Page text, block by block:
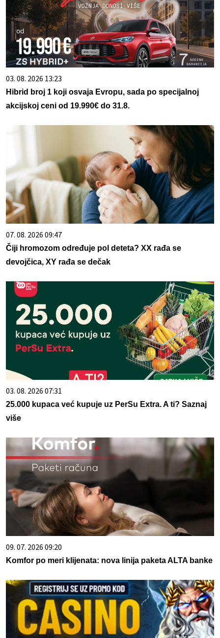
03. 08. 2026 13:23
Hibrid broj 1 koji osvaja Evropu, sada po specijalnoj
akcijskoj ceni od 19.990€ do 31.8.
07. 08. 2026 09:47
Čiji hromozom određuje pol deteta? XX rađa se
devojčica, XY rađa se dečak
03. 08. 2026 07:31
25.000 kupaca već kupuje uz PerSu Extra. A ti? Saznaj
više
09. 07. 2026 09:20
Komfor po meri klijenata: nova linija paketa ALTA banke